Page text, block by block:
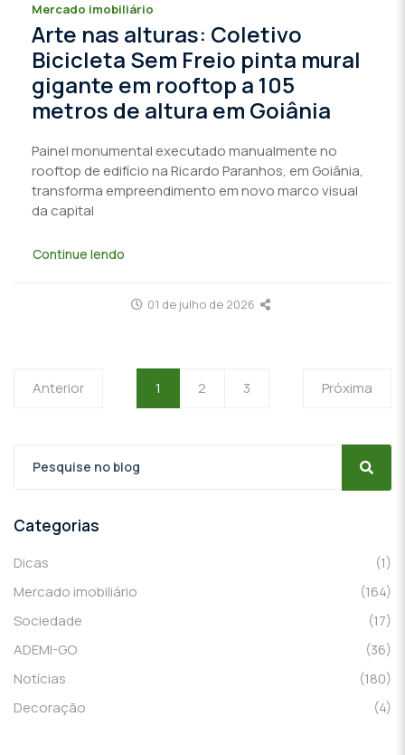
Mercado imobiliário
Arte nas alturas: Coletivo
Bicicleta Sem Freio pinta mural
gigante em rooftop a 105
metros de altura em Goiânia
Painel monumental executado manualmente no
rooftop de edifício na Ricardo Paranhos, em Goiânia,
transforma empreendimento em novo marco visual
da capital
Continue lendo
01 de julho de 2026
Anterior 1 2 3 Próxima
Categorias
Dicas
(1)
Mercado imobiliário
(164)
Sociedade
(17)
ADEMI-GO
(36)
Notícias
(180)
Decoração
(4)